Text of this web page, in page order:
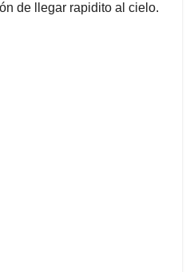
de llegar rapidito al cielo.